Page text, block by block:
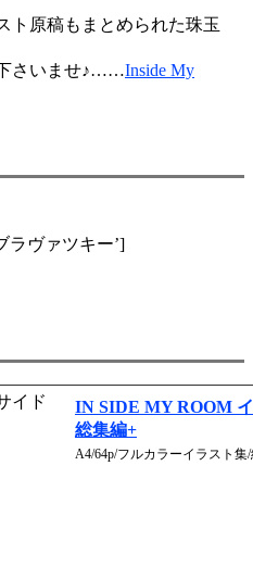
ト原稿もまとめられた珠玉
さいませ♪……Inside My
ラヴァツキー’]
IN SIDE MY ROOM
総集編+
A4/64p/フルカラーイラスト